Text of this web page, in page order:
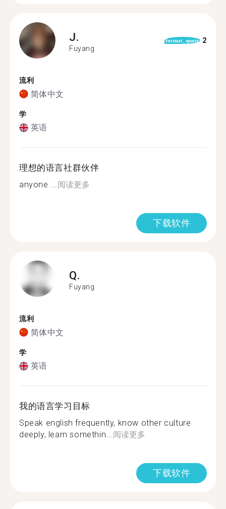
J.
Fuyang
format_quote 2
流利
简体中文
学
英语
理想的语言社群伙伴
anyone ...阅读更多
下载软件
Q.
Fuyang
流利
简体中文
学
英语
我的语言学习目标
Speak english frequently, know other culture
deeply, learn somethin...阅读更多
下载软件